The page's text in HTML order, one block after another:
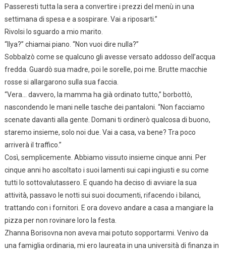
Passeresti tutta la sera a convertire i prezzi del menù in una
settimana di spesa e a sospirare. Vai a riposarti.”
Rivolsi lo sguardo a mio marito.
“Ilya?” chiamai piano. “Non vuoi dire nulla?”
Sobbalzò come se qualcuno gli avesse versato addosso dell’acqua
fredda. Guardò sua madre, poi le sorelle, poi me. Brutte macchie
rosse si allargarono sulla sua faccia.
“Vera… davvero, la mamma ha già ordinato tutto,” borbottò,
nascondendo le mani nelle tasche dei pantaloni. “Non facciamo
scenate davanti alla gente. Domani ti ordinerò qualcosa di buono,
staremo insieme, solo noi due. Vai a casa, va bene? Tra poco
arriverà il traffico.”
Così, semplicemente. Abbiamo vissuto insieme cinque anni. Per
cinque anni ho ascoltato i suoi lamenti sui capi ingiusti e su come
tutti lo sottovalutassero. E quando ha deciso di avviare la sua
attività, passavo le notti sui suoi documenti, rifacendo i bilanci,
trattando con i fornitori. E ora dovevo andare a casa a mangiare la
pizza per non rovinare loro la festa.
Zhanna Borisovna non aveva mai potuto sopportarmi. Venivo da
una famiglia ordinaria, mi ero laureata in una università di finanza in